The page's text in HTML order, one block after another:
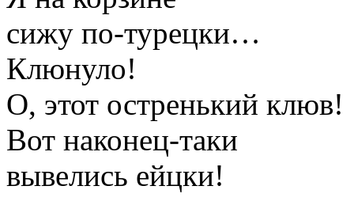
сижу по-турецки…
Клюнуло!
О, этот остренький клюв!
Вот наконец-таки
вывелись ейцки!